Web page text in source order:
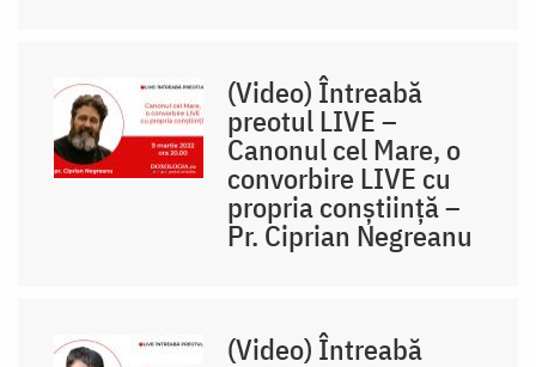
(Video) Întreabă
preotul LIVE –
Canonul cel Mare, o
convorbire LIVE cu
propria conștiință –
Pr. Ciprian Negreanu
(Video) Întreabă